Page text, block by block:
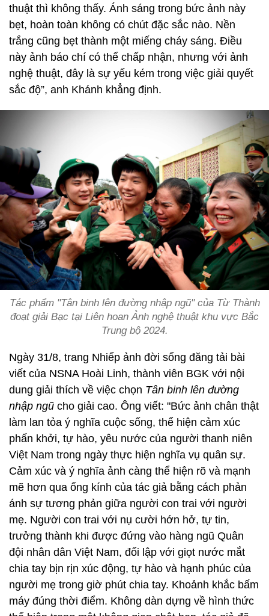
thuật thì không thấy. Ánh sáng trong bức ảnh này
bẹt, hoàn toàn không có chút đặc sắc nào. Nền
trắng cũng bẹt thành một miếng cháy sáng. Điều
này ảnh báo chí có thể chấp nhận, nhưng với ảnh
nghệ thuật, đây là sự yếu kém trong việc giải quyết
sắc độ”, anh Khánh khẳng định.
Tác phẩm "Tân binh lên đường nhập ngũ" của Từ Thành
đoạt giải Bạc tại Liên hoan Ảnh nghệ thuật khu vực Bắc
Trung bộ 2024.
Ngày 31/8, trang Nhiếp ảnh đời sống đăng tải bài
viết của NSNA Hoài Linh, thành viên BGK với nội
dung giải thích về việc chọn Tân binh lên đường
nhập ngũ cho giải cao. Ông viết: "Bức ảnh chân thật
làm lan tỏa ý nghĩa cuộc sống, thể hiện cảm xúc
phấn khởi, tự hào, yêu nước của người thanh niên
Việt Nam trong ngày thực hiện nghĩa vụ quân sự.
Cảm xúc và ý nghĩa ảnh càng thể hiện rõ và mạnh
mẽ hơn qua ống kính của tác giả bằng cách phản
ánh sự tương phản giữa người con trai với người
mẹ. Người con trai với nụ cười hớn hở, tự tin,
trưởng thành khi được đứng vào hàng ngũ Quân
đội nhân dân Việt Nam, đối lập với giọt nước mắt
chia tay bịn rịn xúc động, tự hào và hạnh phúc của
người mẹ trong giờ phút chia tay. Khoảnh khắc bấm
máy đúng thời điểm. Không dàn dựng về hình thức